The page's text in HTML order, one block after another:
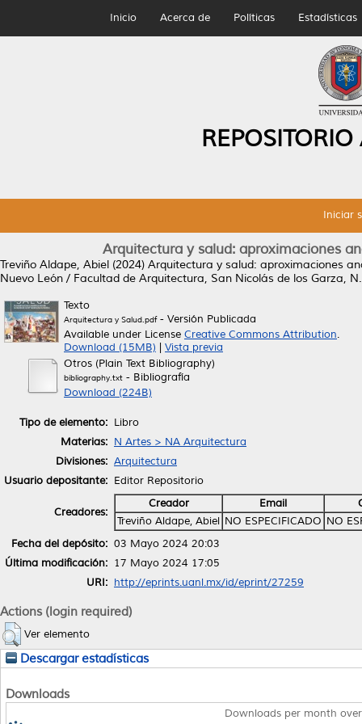
Inicio Acerca de Políticas Estadísticas
Iniciar
Arquitectura y salud: aproximaciones
Treviño Aldape, Abiel (2024) Arquitectura y salud: aproximaciones
Nuevo León / Facultad de Arquitectura, San Nicolás de los Garza,
Texto
Arquitectura y Salud.pdf- Versión Publicada
Available under License Creative Commons Attribution.
Download (15MB)
Vista previa
Otros (Plain Text Bibliography)
bibliography.txt - Bibliografía
Download (224B)
Tipo de elemento: Libro
Materias: N Artes > NA Arquitectura
Divisiones: Arquitectura
Usuario depositante: Editor Repositorio
Creadores:
Creador Email
Treviño Aldape, Abiel NO ESPECIFICADO NO
Fecha del depósito: 03 Mayo 2024 20:03
Última modificación: 17 Mayo 2024 17:05
URI: http://eprints.uanl.mx/id/eprint/27259
Actions (login required)
Ver elemento
Descargar estadísticas
Downloads
Downloads per month